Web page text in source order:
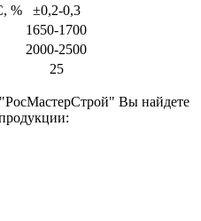
%
±0,2-0,3
1650-1700
2000-2500
25
"РосМастерСтрой" Вы найдете